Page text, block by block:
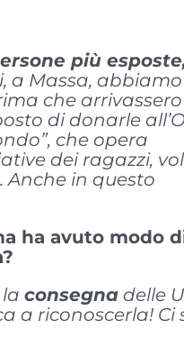
più
a Massa, abbiamo
che
di donarle
che opera
dei ragazzi,
. Anche in questo
ha avuto modo
consegna delle
a riconoscerla! Ci